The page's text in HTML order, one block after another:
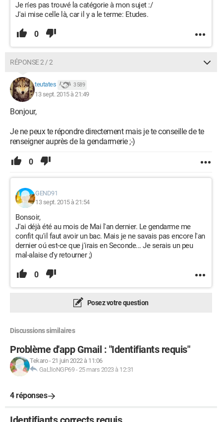
Je n'es pas trouvé la catégorie à mon sujet :/
J'ai mise celle là, car il y a le terme: Etudes.
0
RÉPONSE 2 / 2
teutates 3 589
13 sept. 2015 à 21:49
Bonjour,
Je ne peux te répondre directement mais je te conseille de te
renseigner auprès de la gendarmerie ;-)
0
GEND91
13 sept. 2015 à 21:54
Bonsoir,
J'ai déjà été au mois de Mai l'an dernier. Le gendarme me
confit qu'il faut avoir un bac. Mais je ne savais pas encore l'an
dernier oú est-ce que j'irais en Seconde... Je serais un peu
mal-alaise d'y retourner ;)
0
Posez votre question
Discussions similaires
Problème d'app Gmail : "Identifiants requis"
Tekaro-21 juin 2022 à 11:06
GaLlIoNGP69-25 mars 2023 à 12:31
4 réponses